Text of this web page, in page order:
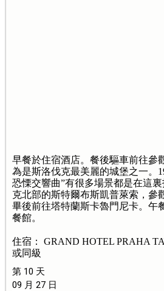
早餐於住宿酒店。餐後驅車前往參
為是斯洛伐克最美麗的城堡之一。
恐慄交響曲”有很多場景都是在這
克北部的斯特爾布斯凱普萊索，參
畢後前往塔特蘭斯卡魯門尼卡。午
餐館。
住宿： GRAND HOTEL PRAHA
或同級
第 10 天
09 月 27 日